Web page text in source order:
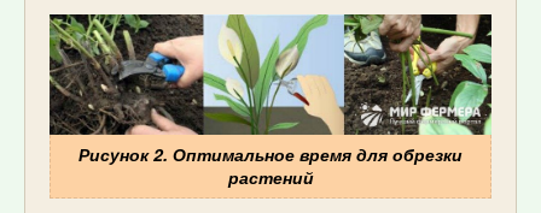
Рисунок 2. Оптимальное время для обрезки
растений